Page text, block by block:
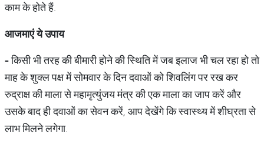
काम के होते हैं.
आजमाएंयेउपाय
-किसी भी तरह की बीमारी होने की स्थिति में जब इलाज भी चल रहा हो तो
माह के शुक्ल पक्ष में सोमवार के दिन दवाओं को शिवलिंग पर रख कर
रुद्राक्ष की माला से महामृत्युंजय मंत्र की एक माला का जाप करें और
उसके बाद ही दवाओं का सेवन करें, आप देखेंगे कि स्वास्थ्य में शीघ्रता से
लाभ मिलने लगेगा.